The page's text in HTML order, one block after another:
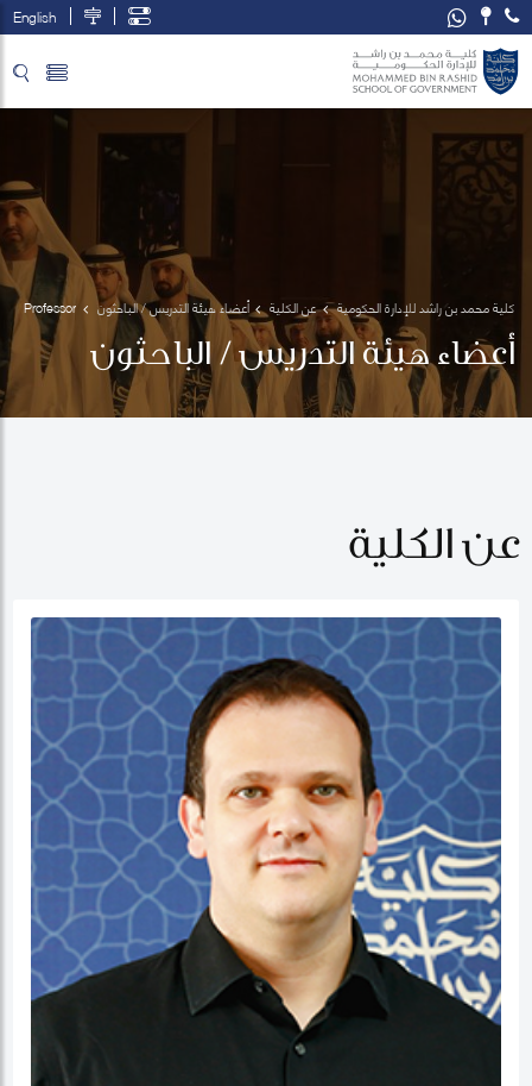
English
كلية محمد بن راشد للإدارة الحكومية عن الكلية أعضاء هيئة التدريس / الباحثون
Professor
Mark
Esposito
أعضاء هيئة التدريس / الباحثون
عن الكلية